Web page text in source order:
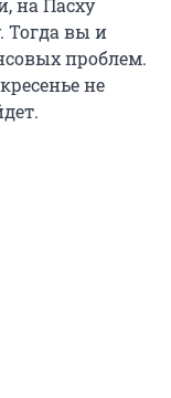
на Пасху
Тогда вы и
проблем.
не